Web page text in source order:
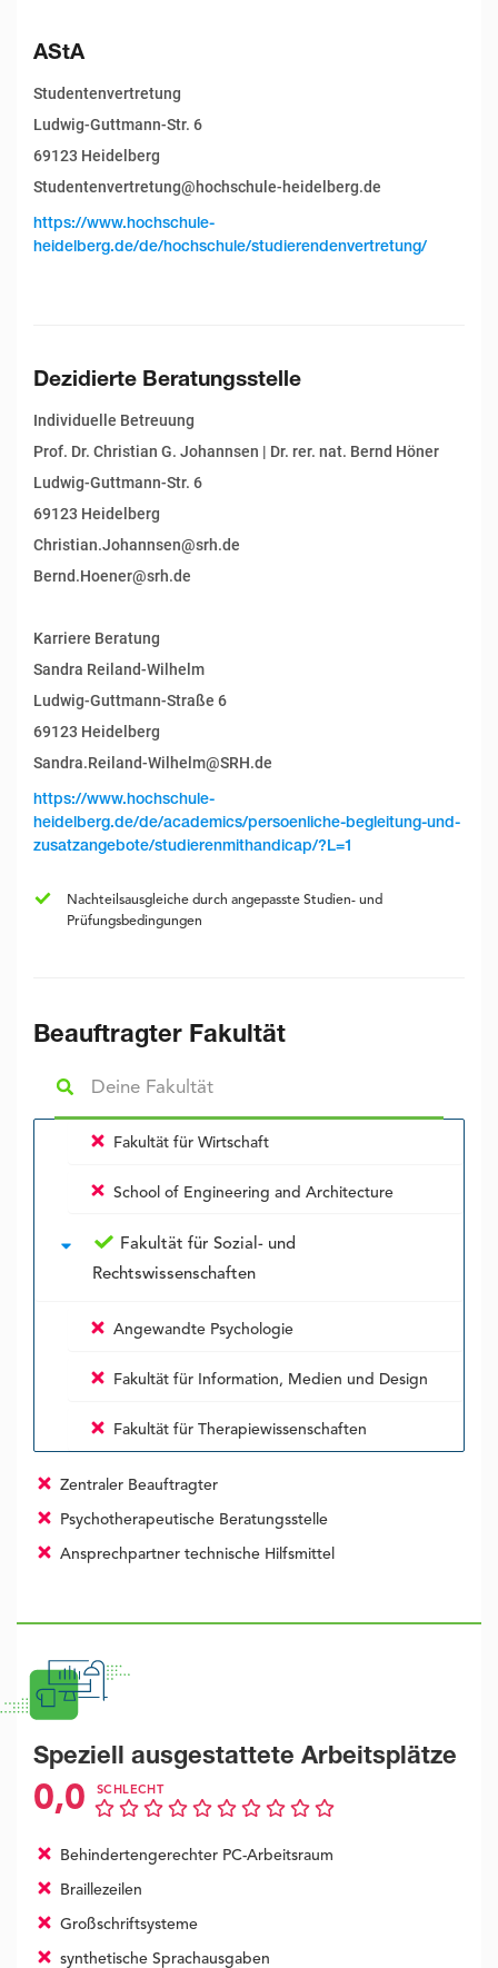
AStA
Studentenvertretung
Ludwig-Guttmann-Str. 6
69123 Heidelberg
Studentenvertretung@hochschule-heidelberg.de
https://www.hochschule-
heidelberg.de/de/hochschule/studierendenvertretung/
Dezidierte Beratungsstelle
Individuelle Betreuung
Prof. Dr. Christian G. Johannsen | Dr. rer. nat. Bernd Höner
Ludwig-Guttmann-Str. 6
69123 Heidelberg
Christian.Johannsen@srh.de
Bernd.Hoener@srh.de
Karriere Beratung
Sandra Reiland-Wilhelm
Ludwig-Guttmann-Straße 6
69123 Heidelberg
Sandra.Reiland-Wilhelm@SRH.de
https://www.hochschule-
heidelberg.de/de/academics/persoenliche-begleitung-und-
zusatzangebote/studierenmithandicap/?L=1
Nachteilsausgleiche durch angepasste Studien- und
Prüfungsbedingungen
Beauftragter Fakultät
Fakultät für Wirtschaft
School of Engineering and Architecture
Fakultät für Sozial- und
Rechtswissenschaften
Angewandte Psychologie
Fakultät für Information, Medien und Design
Fakultät für Therapiewissenschaften
Zentraler Beauftragter
Psychotherapeutische Beratungsstelle
Ansprechpartner technische Hilfsmittel
Speziell ausgestattete Arbeitsplätze
0,0 SCHLECHT
Behindertengerechter PC-Arbeitsraum
Braillezeilen
Großschriftsysteme
synthetische Sprachausgaben